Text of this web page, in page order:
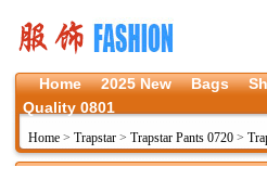
Home 2025 New Bags
Quality 0801
Home > Trapstar > Trapstar Pants 0720 >